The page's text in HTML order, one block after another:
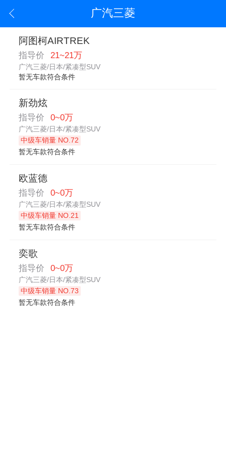
广汽三菱
阿图柯AIRTREK
指导价 21~21万
广汽三菱/日本/紧凑型SUV
暂无车款符合条件
新劲炫
指导价 0~0万
广汽三菱/日本/紧凑型SUV
中级车销量 NO.72
暂无车款符合条件
欧蓝德
指导价 0~0万
广汽三菱/日本/紧凑型SUV
中级车销量 NO.21
暂无车款符合条件
奕歌
指导价 0~0万
广汽三菱/日本/紧凑型SUV
中级车销量 NO.73
暂无车款符合条件